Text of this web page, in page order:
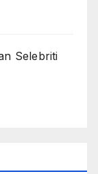
Selebriti